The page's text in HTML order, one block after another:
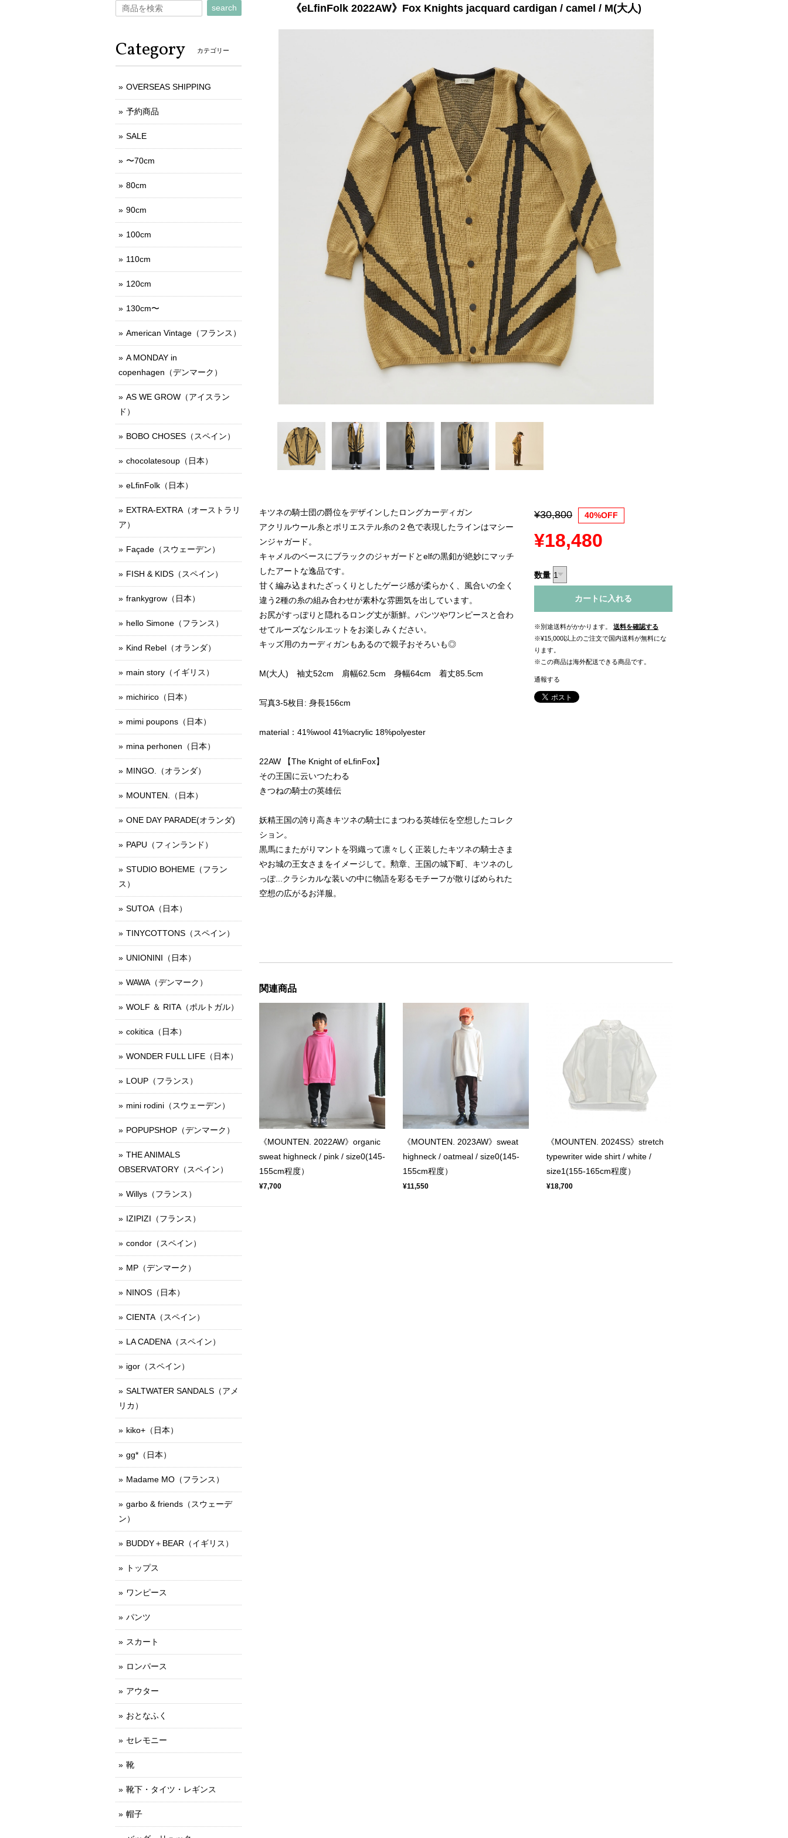
《eLfinFolk 2022AW》Fox Knights jacquard cardigan / camel / M(大人)
キツネの騎士団の爵位をデザインしたロングカーディガン
アクリルウール糸とポリエステル糸の２色で表現したラインはマシー
ンジャガード。
キャメルのベースにブラックのジャガードとelfの黒釦が絶妙にマッチ
したアートな逸品です。
甘く編み込まれたざっくりとしたゲージ感が柔らかく、風合いの全く
違う2種の糸の組み合わせが素朴な雰囲気を出しています。
お尻がすっぽりと隠れるロング丈が新鮮。パンツやワンピースと合わ
せてルーズなシルエットをお楽しみください。
キッズ用のカーディガンもあるので親子おそろいも◎
M(大人) 袖丈52cm 肩幅62.5cm 身幅64cm 着丈85.5cm
写真3-5枚目: 身長156cm
material：41%wool 41%acrylic 18%polyester
22AW 【The Knight of eLfinFox】
その王国に云いつたわる
きつねの騎士の英雄伝
妖精王国の誇り高きキツネの騎士にまつわる英雄伝を空想したコレク
ション。
黒馬にまたがりマントを羽織って凛々しく正装したキツネの騎士さま
やお城の王女さまをイメージして。勲章、王国の城下町、キツネのし
っぽ...クラシカルな装いの中に物語を彩るモチーフが散りばめられた
空想の広がるお洋服。
¥30,800 40%OFF
¥18,480
数量
カートに入れる
※別途送料がかかります。
送料を確認する
※¥15,000以上のご注文で国内送料が無料にな
ります。
※この商品は海外配送できる商品です。
通報する
関連商品
《MOUNTEN. 2022AW》organic
sweat highneck / pink / size0(145-
155cm程度）
¥7,700
《MOUNTEN. 2023AW》sweat
highneck / oatmeal / size0(145-
155cm程度）
¥11,550
《MOUNTEN. 2024SS》stretch
typewriter wide shirt / white /
size1(155-165cm程度）
¥18,700
search
Category カテゴリー
OVERSEAS SHIPPING
予約商品
SALE
〜70cm
80cm
90cm
100cm
110cm
120cm
130cm〜
American Vintage（フランス）
A MONDAY in
copenhagen（デンマーク）
AS WE GROW（アイスラン
ド）
BOBO CHOSES（スペイン）
chocolatesoup（日本）
eLfinFolk（日本）
EXTRA-EXTRA（オーストラリ
ア）
Façade（スウェーデン）
FISH & KIDS（スペイン）
frankygrow（日本）
hello Simone（フランス）
Kind Rebel（オランダ）
main story（イギリス）
michirico（日本）
mimi poupons（日本）
mina perhonen（日本）
MINGO.（オランダ）
MOUNTEN.（日本）
ONE DAY PARADE(オランダ)
PAPU（フィンランド）
STUDIO BOHEME（フラン
ス）
SUTOA（日本）
TINYCOTTONS（スペイン）
UNIONINI（日本）
WAWA（デンマーク）
WOLF ＆ RITA（ポルトガル）
cokitica（日本）
WONDER FULL LIFE（日本）
LOUP（フランス）
mini rodini（スウェーデン）
POPUPSHOP（デンマーク）
THE ANIMALS
OBSERVATORY（スペイン）
Willys（フランス）
IZIPIZI（フランス）
condor（スペイン）
MP（デンマーク）
NINOS（日本）
CIENTA（スペイン）
LA CADENA（スペイン）
igor（スペイン）
SALTWATER SANDALS（アメ
リカ）
kiko+（日本）
gg*（日本）
Madame MO（フランス）
garbo & friends（スウェーデ
ン）
BUDDY＋BEAR（イギリス）
トップス
ワンピース
パンツ
スカート
ロンパース
アウター
おとなふく
セレモニー
靴
靴下・タイツ・レギンス
帽子